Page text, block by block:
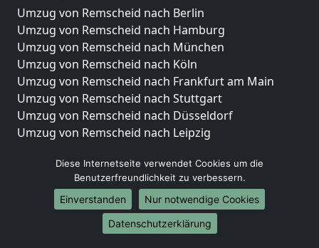
Umzug von Remscheid nach Berlin
Umzug von Remscheid nach Hamburg
Umzug von Remscheid nach München
Umzug von Remscheid nach Köln
Umzug von Remscheid nach Frankfurt am Main
Umzug von Remscheid nach Stuttgart
Umzug von Remscheid nach Düsseldorf
Umzug von Remscheid nach Leipzig
Umzug von Remscheid nach Essen
Umzug von Remscheid nach Bremen
Umzug von Remscheid nach Dresden
Umzug von Remscheid nach Hannover
Umzug von Remscheid nach Nürnberg
Diese Internetseite verwendet Cookies um die
Benutzerfreundlichkeit zu verbessern.
Einverstanden
Nur notwendige Cookies
Datenschutzerklärung